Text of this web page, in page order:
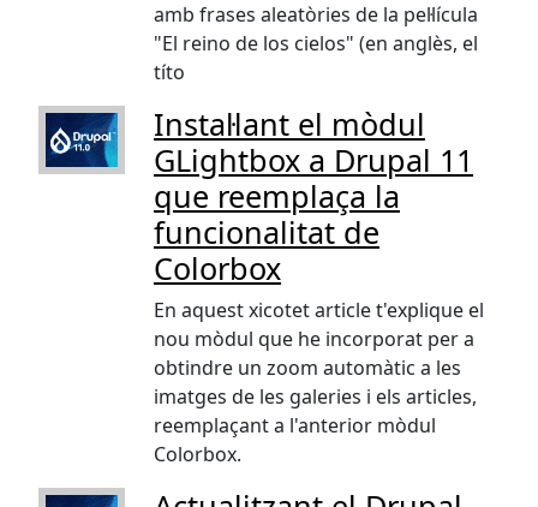
amb frases aleatòries de la pel·lícula
"El reino de los cielos" (en anglès, el
títo
Instal·lant el mòdul
GLightbox a Drupal 11
que reemplaça la
funcionalitat de
Colorbox
En aquest xicotet article t'explique el
nou mòdul que he incorporat per a
obtindre un zoom automàtic a les
imatges de les galeries i els articles,
reemplaçant a l'anterior mòdul
Colorbox.